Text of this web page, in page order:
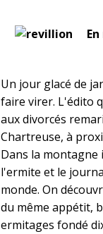
Un jour glacé de
faire virer. L'édito
aux divorcés
Chartreuse, à
Dans la
l'ermite et le
monde. On
du même appétit,
ermitages fondé